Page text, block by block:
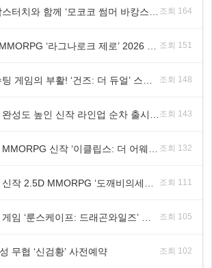
조회 164
조회 151
조회 148
조회 143
조회 132
조회 111
조회 105
무협 ‘신검황’ 사전예약 조회 102